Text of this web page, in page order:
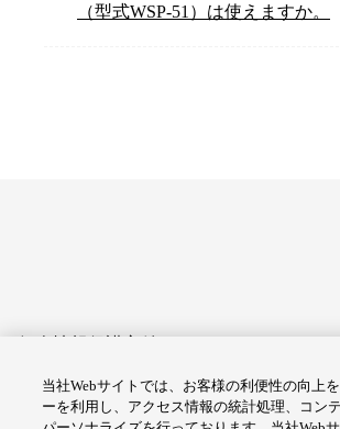
（型式WSP-51）は使えますか。
アクセシビリティへの対応
Cookie設
当社Webサイトでは、お客様の利便性の向上
ーを利用し、アクセス情報の統計処理、コン